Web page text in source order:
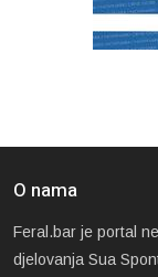
O nama
Feral.bar je portal
djelovanja Sua